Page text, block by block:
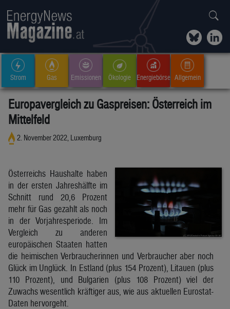
Strom Gas Emissionen Ökologie Energiebörse Allgemein
Europavergleich zu Gaspreisen: Österreich im
Mittelfeld
2. November 2022, Luxemburg
Österreichs Haushalte haben
in der ersten Jahreshälfte im
Schnitt rund 20,6 Prozent
mehr für Gas gezahlt als noch
in der Vorjahresperiode. Im
Vergleich zu anderen
europäischen Staaten hatten
die heimischen Verbraucherinnen und Verbraucher aber noch
Glück im Unglück. In Estland (plus 154 Prozent), Litauen (plus
110 Prozent), und Bulgarien (plus 108 Prozent) viel der
Zuwachs wesentlich kräftiger aus, wie aus aktuellen Eurostat-
Daten hervorgeht.